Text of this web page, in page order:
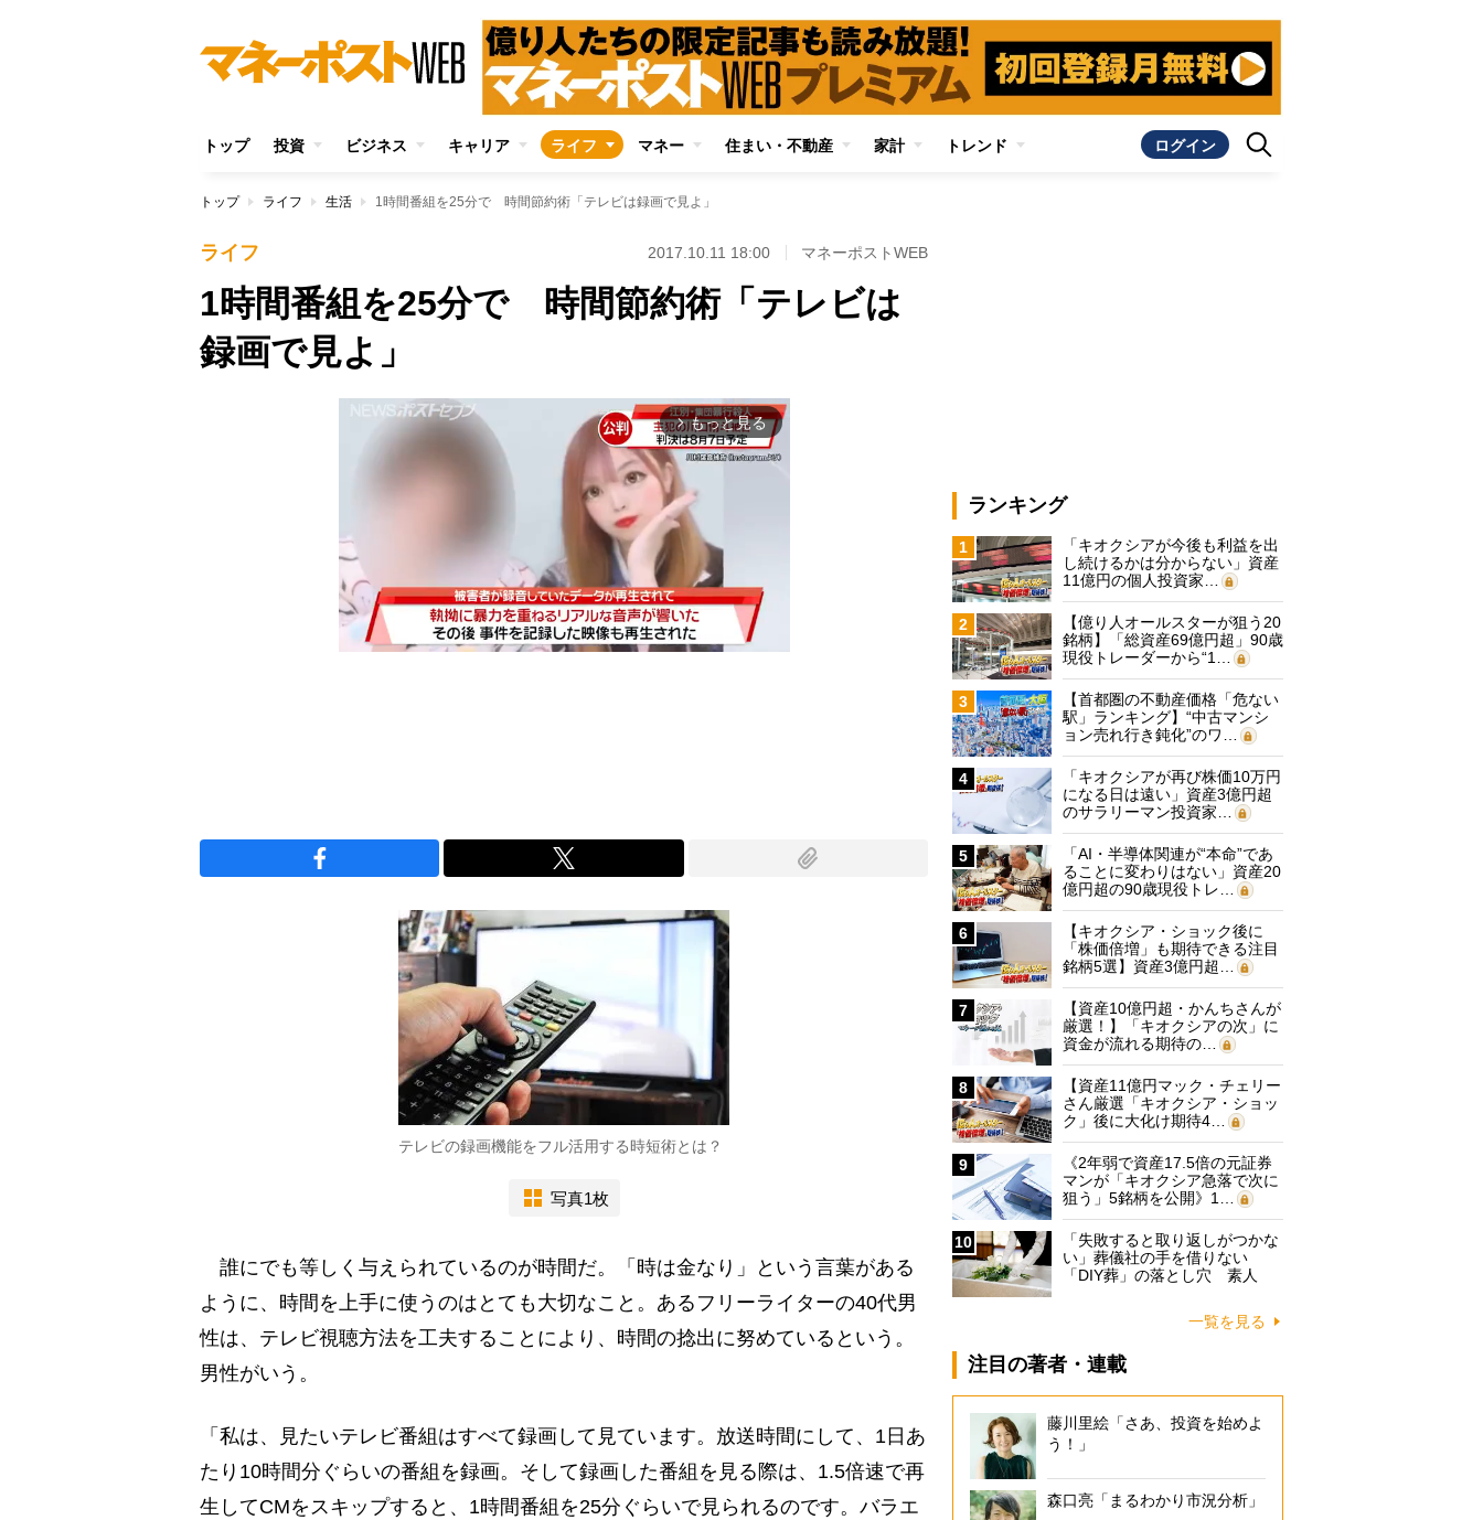
トップ 投資 ビジネス キャリア ライフ マネー 住まい・不動産 家計 トレンド ログイン
トップ ライフ 生活 1時間番組を25分で 時間節約術「テレビは録画で見よ」
ライフ 2017.10.11 18:00 マネーポストWEB
1時間番組を25分で 時間節約術「テレビは
録画で見よ」
arrow_forward_ios もっと見る
テレビの録画機能をフル活用する時短術とは？
写真1枚
誰にでも等しく与えられているのが時間だ。「時は金なり」という言葉がある
ように、時間を上手に使うのはとても大切なこと。あるフリーライターの40代男
性は、テレビ視聴方法を工夫することにより、時間の捻出に努めているという。
男性がいう。
「私は、見たいテレビ番組はすべて録画して見ています。放送時間にして、1日あ
たり10時間分ぐらいの番組を録画。そして録画した番組を見る際は、1.5倍速で再
生してCMをスキップすると、1時間番組を25分ぐらいで見られるのです。バラエ
ランキング
1
「キオクシアが今後も利益を出
し続けるかは分からない」資産
11億円の個人投資家…
2
【億り人オールスターが狙う20
銘柄】「総資産69億円超」90歳
現役トレーダーから“1…
3
【首都圏の不動産価格「危ない
駅」ランキング】“中古マンシ
ョン売れ行き鈍化”のワ…
4
「キオクシアが再び株価10万円
になる日は遠い」資産3億円超
のサラリーマン投資家…
5
「AI・半導体関連が“本命”であ
ることに変わりはない」資産20
億円超の90歳現役トレ…
6
【キオクシア・ショック後に
「株価倍増」も期待できる注目
銘柄5選】資産3億円超…
7
【資産10億円超・かんちさんが
厳選！】「キオクシアの次」に
資金が流れる期待の…
8
【資産11億円マック・チェリー
さん厳選「キオクシア・ショッ
ク」後に大化け期待4…
9
《2年弱で資産17.5倍の元証券
マンが「キオクシア急落で次に
狙う」5銘柄を公開》1…
10
「失敗すると取り返しがつかな
い」葬儀社の手を借りない
「DIY葬」の落とし穴 素人
一覧を見る
注目の著者・連載
藤川里絵「さあ、投資を始めよ
う！」
森口亮「まるわかり市況分析」